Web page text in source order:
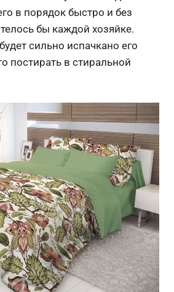
в порядок быстро и без
бы каждой хозяйке.
сильно испачкано его
постирать в стиральной